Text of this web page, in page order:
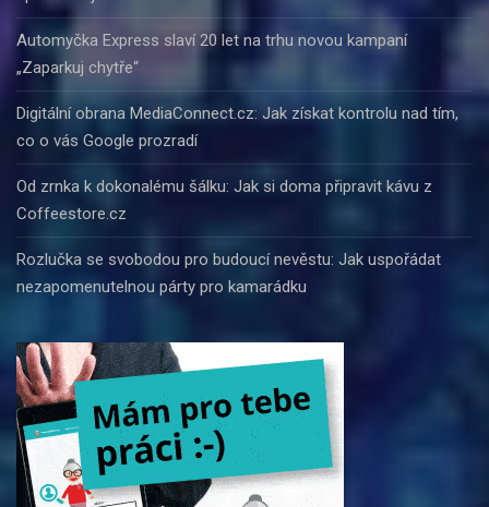
Automyčka Express slaví 20 let na trhu novou kampaní
„Zaparkuj chytře“
Digitální obrana MediaConnect.cz: Jak získat kontrolu nad tím,
co o vás Google prozradí
Od zrnka k dokonalému šálku: Jak si doma připravit kávu z
Coffeestore.cz
Rozlučka se svobodou pro budoucí nevěstu: Jak uspořádat
nezapomenutelnou párty pro kamarádku